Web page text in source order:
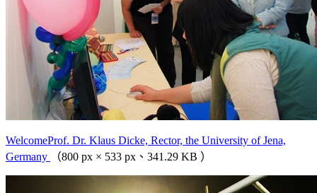
WelcomeProf. Dr. Klaus Dicke, Rector, the University of Jena,
Germany
（800 px × 533 px、341.29 KB ）